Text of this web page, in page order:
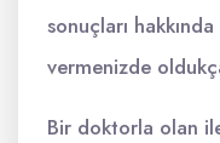
sonuçları
vermenizde
Bir doktorla olan